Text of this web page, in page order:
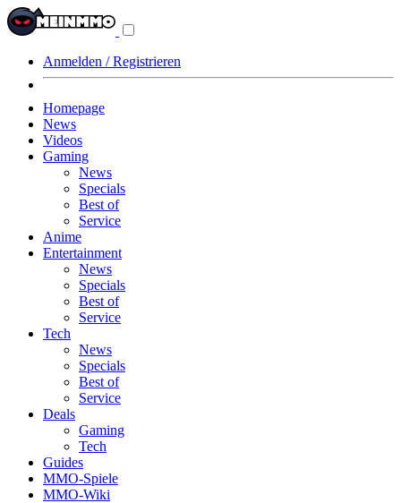
Anmelden / Registrieren
Homepage
News
Videos
Gaming
News
Specials
Best of
Service
Anime
Entertainment
News
Specials
Best of
Service
Tech
News
Specials
Best of
Service
Deals
Gaming
Tech
Guides
MMO-Spiele
MMO-Wiki